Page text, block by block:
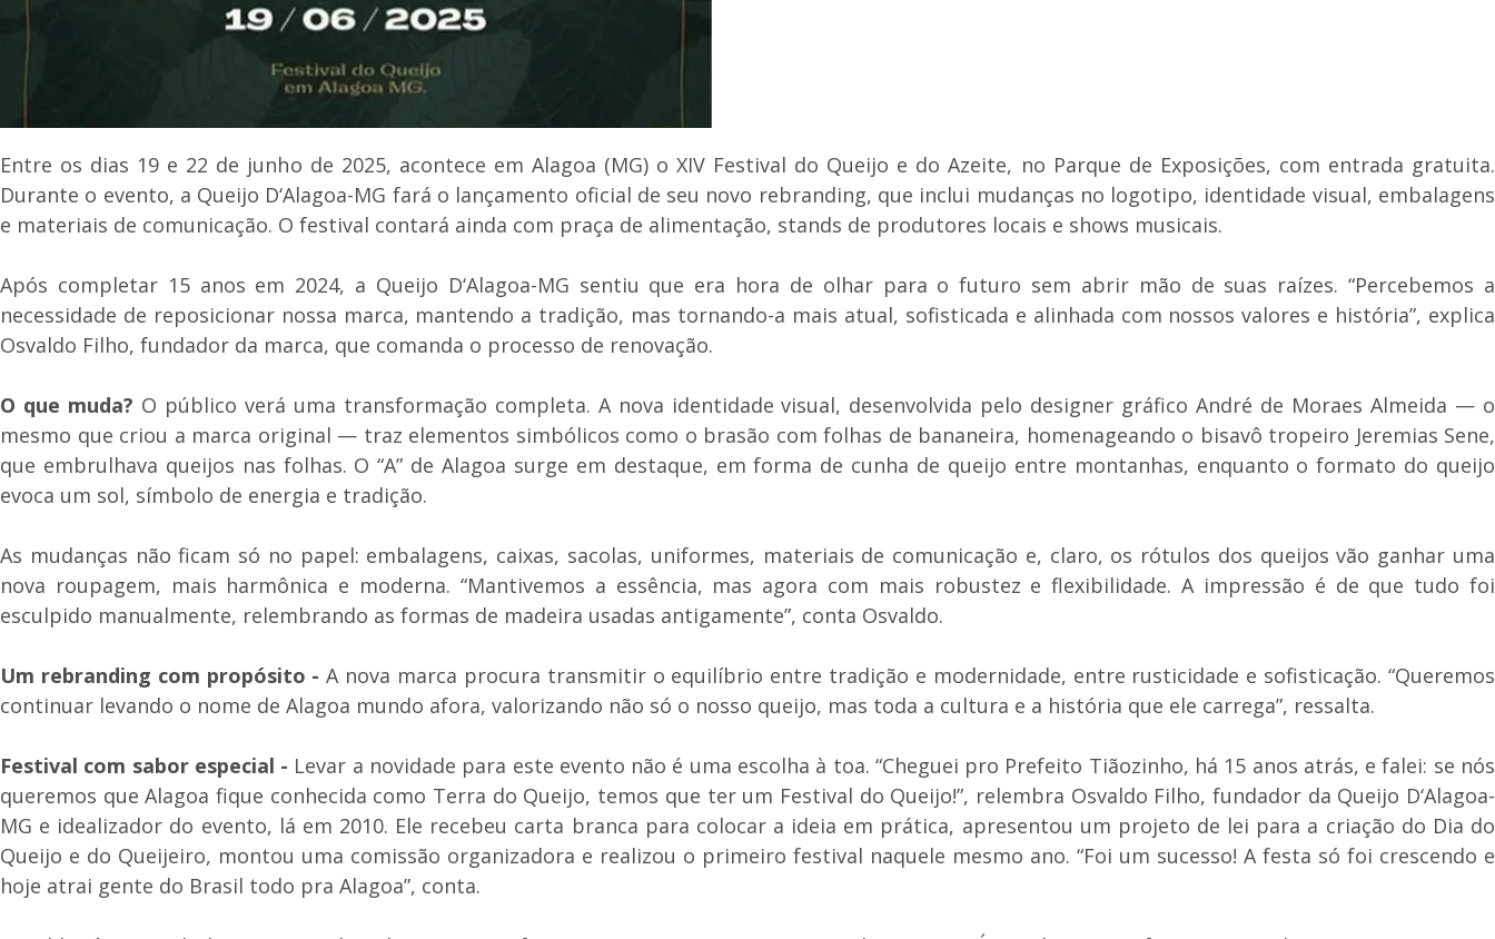
Entre os dias 19 e 22 de junho de 2025, acontece em Alagoa (MG) o XIV Festival do Queijo e do Azeite, no Parque de Exposições, com entrada gratuita.
Durante o evento, a Queijo D‘Alagoa-MG fará o lançamento oficial de seu novo rebranding, que inclui mudanças no logotipo, identidade visual, embalagens
e materiais de comunicação. O festival contará ainda com praça de alimentação, stands de produtores locais e shows musicais.
Após completar 15 anos em 2024, a Queijo D‘Alagoa-MG sentiu que era hora de olhar para o futuro sem abrir mão de suas raízes. “Percebemos a
necessidade de reposicionar nossa marca, mantendo a tradição, mas tornando-a mais atual, sofisticada e alinhada com nossos valores e história”, explica
Osvaldo Filho, fundador da marca, que comanda o processo de renovação.
O que muda? O público verá uma transformação completa. A nova identidade visual, desenvolvida pelo designer gráfico André de Moraes Almeida — o
mesmo que criou a marca original — traz elementos simbólicos como o brasão com folhas de bananeira, homenageando o bisavô tropeiro Jeremias Sene,
que embrulhava queijos nas folhas. O “A” de Alagoa surge em destaque, em forma de cunha de queijo entre montanhas, enquanto o formato do queijo
evoca um sol, símbolo de energia e tradição.
As mudanças não ficam só no papel: embalagens, caixas, sacolas, uniformes, materiais de comunicação e, claro, os rótulos dos queijos vão ganhar uma
nova roupagem, mais harmônica e moderna. “Mantivemos a essência, mas agora com mais robustez e flexibilidade. A impressão é de que tudo foi
esculpido manualmente, relembrando as formas de madeira usadas antigamente”, conta Osvaldo.
Um rebranding com propósito -A nova marca procura transmitir o equilíbrio entre tradição e modernidade, entre rusticidade e sofisticação. “Queremos
continuar levando o nome de Alagoa mundo afora, valorizando não só o nosso queijo, mas toda a cultura e a história que ele carrega”, ressalta.
Festival com sabor especial - Levar a novidade para este evento não é uma escolha à toa. “Cheguei pro Prefeito Tiãozinho, há 15 anos atrás, e falei: se nós
queremos que Alagoa fique conhecida como Terra do Queijo, temos que ter um Festival do Queijo!”, relembra Osvaldo Filho, fundador da Queijo D‘Alagoa-
MG e idealizador do evento, lá em 2010. Ele recebeu carta branca para colocar a ideia em prática, apresentou um projeto de lei para a criação do Dia do
Queijo e do Queijeiro, montou uma comissão organizadora e realizou o primeiro festival naquele mesmo ano. “Foi um sucesso! A festa só foi crescendo e
hoje atrai gente do Brasil todo pra Alagoa”, conta.